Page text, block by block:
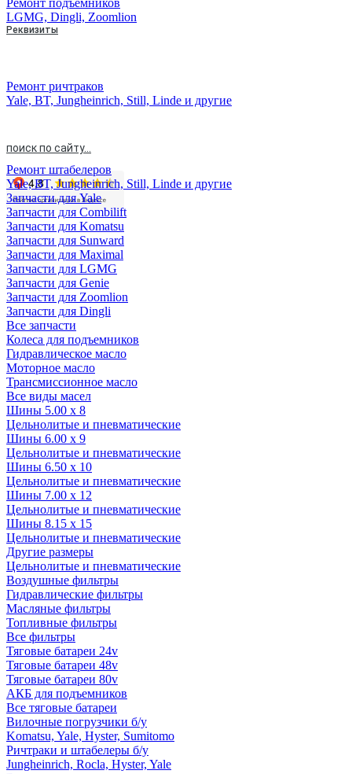
Реквизиты
Вакансии
поиск по сайту...
Ремонт подъемников
LGMG, Dingli, Zoomlion
Ремонт ричтраков
Yale, BT, Jungheinrich, Still, Linde и другие
Ремонт штабелеров
Yale, BT, Jungheinrich, Still, Linde и другие
Запчасти для Yale
Запчасти для Combilift
Запчасти для Komatsu
Запчасти для Sunward
Запчасти для Maximal
Запчасти для LGMG
Запчасти для Genie
Запчасти для Zoomlion
Запчасти для Dingli
Все запчасти
Колеса для подъемников
Гидравлическое масло
Моторное масло
Трансмиссионное масло
Все виды масел
Шины 5.00 x 8
Цельнолитые и пневматические
Шины 6.00 x 9
Цельнолитые и пневматические
Шины 6.50 x 10
Цельнолитые и пневматические
Шины 7.00 x 12
Цельнолитые и пневматические
Шины 8.15 x 15
Цельнолитые и пневматические
Другие размеры
Цельнолитые и пневматические
Воздушные фильтры
Гидравлические фильтры
Масляные фильтры
Топливные фильтры
Все фильтры
Тяговые батареи 24v
Тяговые батареи 48v
Тяговые батареи 80v
АКБ для подъемников
Все тяговые батареи
Вилочные погрузчики б/у
Komatsu, Yale, Hyster, Sumitomo
Ричтраки и штабелеры б/у
Jungheinrich, Rocla, Hyster, Yale